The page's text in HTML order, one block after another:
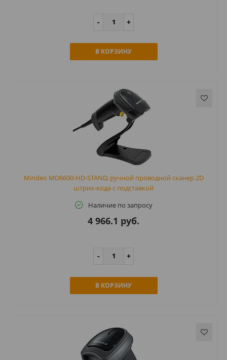
В КОРЗИНУ
Mindeo MD6600-HD-STAND, ручной проводной сканер 2D
штрих-кода с подставкой
Наличие по запросу
4 966.1 руб.
В КОРЗИНУ